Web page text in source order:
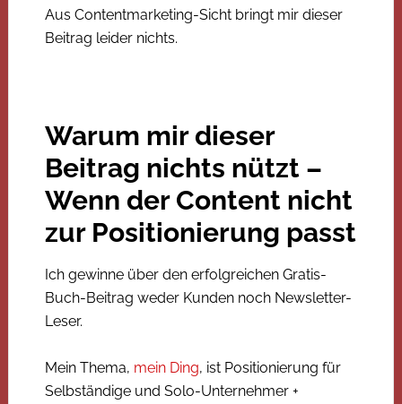
Aus Contentmarketing-Sicht bringt mir dieser
Beitrag leider nichts.
Warum mir dieser
Beitrag nichts nützt –
Wenn der Content nicht
zur Positionierung passt
Ich gewinne über den erfolgreichen Gratis-
Buch-Beitrag weder Kunden noch Newsletter-
Leser.
Mein Thema, mein Ding, ist Positionierung für
Selbständige und Solo-Unternehmer +